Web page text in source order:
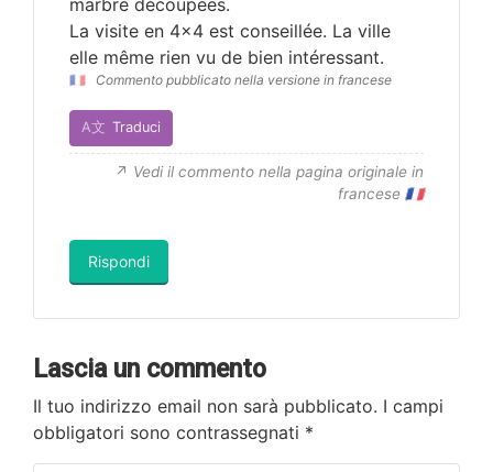
marbre découpées.
La visite en 4×4 est conseillée. La ville
elle même rien vu de bien intéressant.
🇫🇷 Commento pubblicato nella versione in francese
A文 Traduci
Vedi il commento nella pagina originale in
francese 🇫🇷
Rispondi
Lascia un commento
Il tuo indirizzo email non sarà pubblicato. I campi
obbligatori sono contrassegnati *